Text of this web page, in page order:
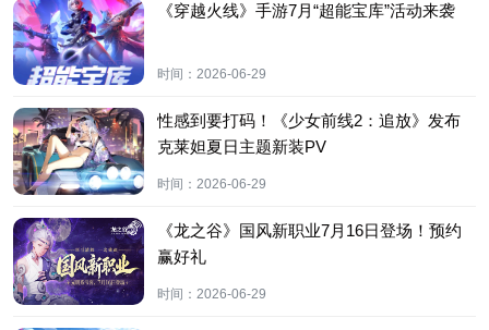
《穿越火线》手游7月“超能宝库”活动来袭
时间： 2026-06-29
性感到要打码！《少女前线2：追放》发布
克莱妲夏日主题新装PV
时间： 2026-06-29
《龙之谷》国风新职业7月16日登场！预约
赢好礼
时间： 2026-06-29